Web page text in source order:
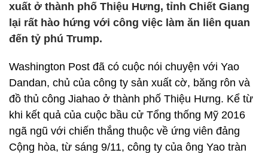
xuất ở thành phố Thiệu Hưng, tỉnh Chiết Giang
lại rất hào hứng với công việc làm ăn liên quan
đến tỷ phú Trump.
Washington Post đã có cuộc nói chuyện với Yao
Dandan, chủ của công ty sản xuất cờ, băng rôn và
đồ thủ công Jiahao ở thành phố Thiệu Hưng. Kể từ
khi kết quả của cuộc bầu cử Tổng thống Mỹ 2016
ngã ngũ với chiến thắng thuộc về ứng viên đảng
Cộng hòa, từ sáng 9/11, công ty của ông Yao tràn